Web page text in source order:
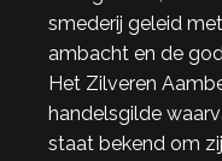
smederij geleid
ambacht en de
Het Zilveren
handelsgilde
staat bekend om